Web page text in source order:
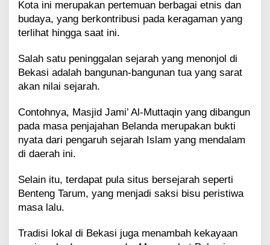
Kota ini merupakan pertemuan berbagai etnis dan
budaya, yang berkontribusi pada keragaman yang
terlihat hingga saat ini.
Salah satu peninggalan sejarah yang menonjol di
Bekasi adalah bangunan-bangunan tua yang sarat
akan nilai sejarah.
Contohnya, Masjid Jami’ Al-Muttaqin yang dibangun
pada masa penjajahan Belanda merupakan bukti
nyata dari pengaruh sejarah Islam yang mendalam
di daerah ini.
Selain itu, terdapat pula situs bersejarah seperti
Benteng Tarum, yang menjadi saksi bisu peristiwa
masa lalu.
Tradisi lokal di Bekasi juga menambah kekayaan